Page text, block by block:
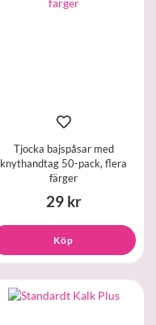
Tjocka bajspåsar med
knythandtag 50-pack, flera
färger
29 kr
Köp